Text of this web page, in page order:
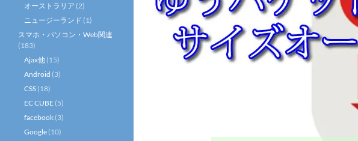
オーストラリア (2)
ニュージーランド (1)
スマホ・パソコン・Web関連
(183)
Ajax他 (15)
Android (3)
CSS (18)
EC CUBE (5)
facebook (3)
Google (10)